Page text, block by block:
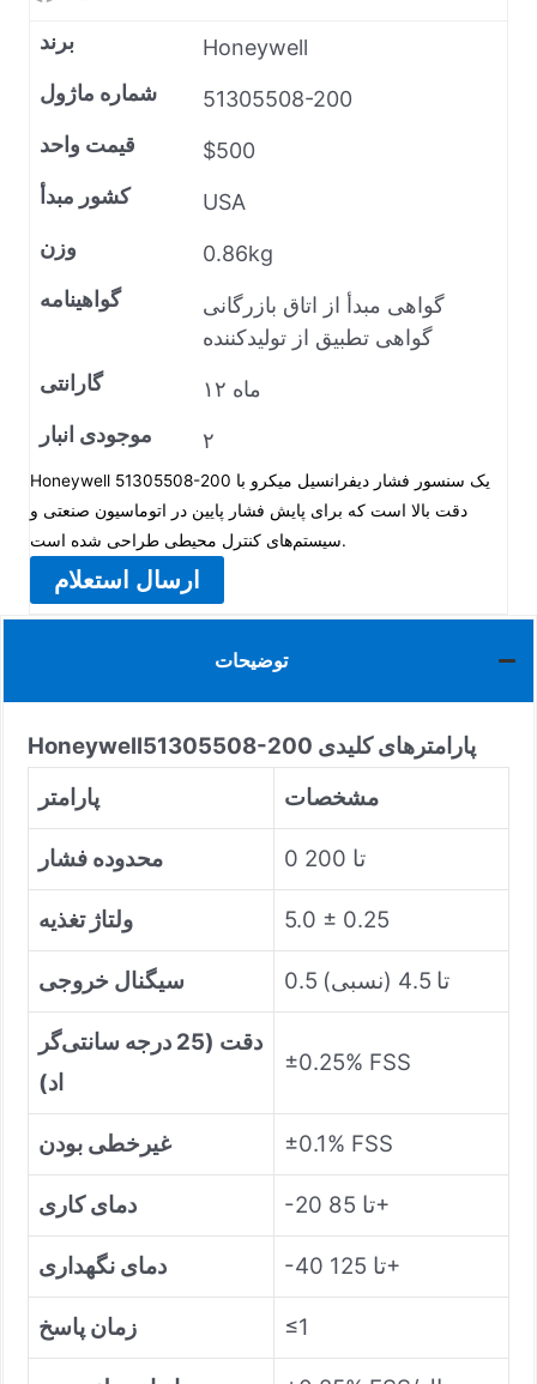
برند
Honeywell
شماره ماژول
51305508-200
قیمت واحد
$500
کشور مبدأ
USA
وزن
0.86kg
گواهینامه
گواهی مبدأ از اتاق بازرگانی
گواهی تطبیق از تولیدکننده
گارانتی
۱۲ ماه
موجودی انبار
۲
Honeywell 51305508-200 یک سنسور فشار دیفرانسیل میکرو با
دقت بالا است که برای پایش فشار پایین در اتوماسیون صنعتی و
سیستم‌های کنترل محیطی طراحی شده است.
ارسال استعلام
توضیحات
Honeywell51305508-200 پارامترهای کلیدی
پارامتر
مشخصات
محدوده فشار 0 تا 200
ولتاژ تغذیه 5.0 ± 0.25
سیگنال خروجی 0.5 تا 4.5 (نسبی)
دقت (25 درجه سانتی‌گر
اد)
±0.25% FSS
غیرخطی بودن ±0.1% FSS
دمای کاری -20 تا 85+
دمای نگهداری -40 تا 125+
زمان پاسخ ≤1